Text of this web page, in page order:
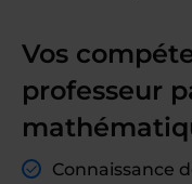
Vos
professeur
Connaissance